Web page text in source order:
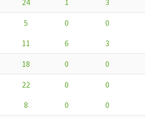
5 0 0
11 6 3
18 0 0
22 0 0
8 0 0